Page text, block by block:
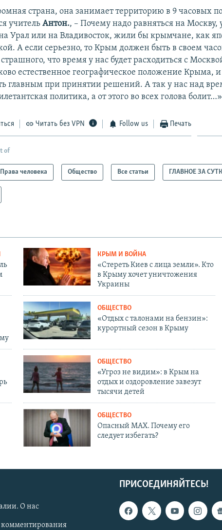
страна, она занимает территорию в 9 часовых
учительАнтон., – Почему надо равняться на Москву,
Урал или на Владивосток, жили бы крымчане, как
А если серьезно, то Крым должен быть в своем
что время у нас будет расходиться с
естественное географическое положение Крыма, и
главным при принятии решений. А так у нас над
политика, а от этого во всех голова болит…»
Читать без VPN Follow us Печать
of
Права человека Общество Все статьи ГЛАВНОЕ ЗА
КРЫМ И ВОЙНА
«Стереть Киев с лица земли». Кто
в Крыму хочет уничтожения
Украины
ОБЩЕСТВО
«Отдых с талонами на бензин»:
курортный сезон в Крыму
ОБЩЕСТВО
«Угроз не видим»: в Крым на
отдых и оздоровление завезут
тысячи детей
ОБЩЕСТВО
Опасный MAX. Почему его
следует избегать?
ПРИСОЕДИНЯЙТЕСЬ!
О нас